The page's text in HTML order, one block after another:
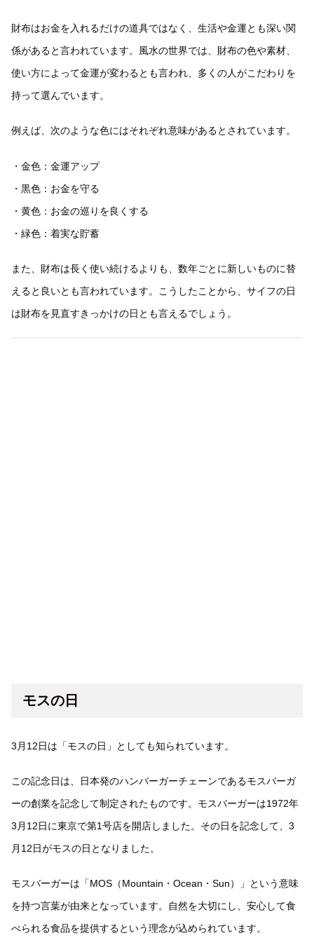
財布はお金を入れるだけの道具ではなく、生活や金運とも深い関
係があると言われています。風水の世界では、財布の色や素材、
使い方によって金運が変わるとも言われ、多くの人がこだわりを
持って選んでいます。
例えば、次のような色にはそれぞれ意味があるとされています。
・金色：金運アップ
・黒色：お金を守る
・黄色：お金の巡りを良くする
・緑色：着実な貯蓄
また、財布は長く使い続けるよりも、数年ごとに新しいものに替
えると良いとも言われています。こうしたことから、サイフの日
は財布を見直すきっかけの日とも言えるでしょう。
モスの日
3月12日は「モスの日」としても知られています。
この記念日は、日本発のハンバーガーチェーンであるモスバーガ
ーの創業を記念して制定されたものです。モスバーガーは1972年
3月12日に東京で第1号店を開店しました。その日を記念して、3
月12日がモスの日となりました。
モスバーガーは「MOS（Mountain・Ocean・Sun）」という意味
を持つ言葉が由来となっています。自然を大切にし、安心して食
べられる食品を提供するという理念が込められています。